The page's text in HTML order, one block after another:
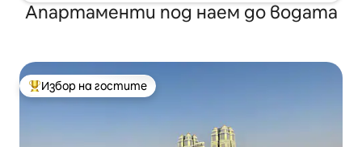
Апартаменти под наем до водата
Най-популярен избор на гостите
Избор на гостите